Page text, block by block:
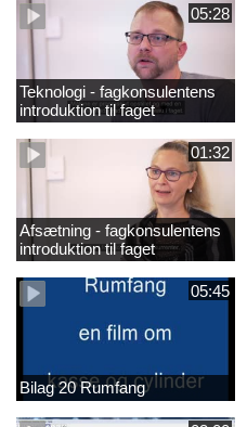
05:28
Teknologi - fagkonsulentens
introduktion til faget
01:32
Afsætning - fagkonsulentens
introduktion til faget
05:45
Bilag 20 Rumfang